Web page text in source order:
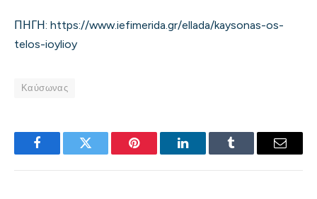
ΠΗΓΗ: https://www.iefimerida.gr/ellada/kaysonas-os-
telos-ioylioy
Καύσωνας
FacebookTwitter Pinterest LinkedInTumblr Email